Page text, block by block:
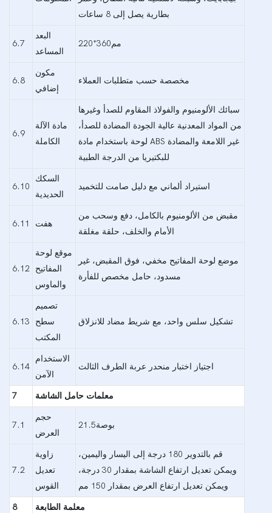
بطارية يصل إلى 8 ساعات
6.7
البعد
المساعد
مم360*220
6.8
مكون
إضافي
مخصصة حسب متطلبات العملاء
6.9
مادة الآلة
الكاملة
سبائك الألومنيوم والفولاذ المقاوم للصدأ وغيرها
من المواد المعدنية عالية الجودة المضادة للصدأ،
لوحة باستخدام مادة ABS غير اللامعة والمضادة
للبكتيريا من الدرجة الطبية
6.10
السكك
الحديدية
استيراد ألماني مع دليل صامت للتخميد
6.11 هفت
مقبض من الألومنيوم بالكامل، دفع وسحب من
الأمام والخلف، حلقة مغلقة
6.12
موقع لوحة
المفاتيح
والماوس
موضع لوحة المفاتيح مخفي، فوق المقبض، غير
مسدود، حامل مخصص للفأرة
6.13
تصميم
سطح
المكتب
تشكيل سلس واحد، مع شريط مضاد للانزلاق
6.14
الاستخدام
الآمن
اجتياز اختبار منحدر عربة الطرف الثالث
7 معلمات حامل الشاشة
7.1
حجم
العرض
بوصة21.5
7.2
زاوية
تعديل
القوس
قم بالتدوير 180 درجة إلى اليسار واليمين،
ويمكن تعديل ارتفاع الشاشة بمقدار 30 درجة،
ويمكن تعديل ارتفاع العرض بمقدار 150 مم
8 معلمة الطابعة